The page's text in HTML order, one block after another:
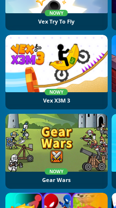
NOWY
Vex Try To Fly
NOWY
Vex X3M 3
NOWY
Gear Wars